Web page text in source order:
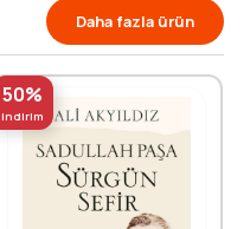
Daha fazla ürün
50%
indirim